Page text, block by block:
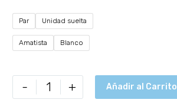
Par Unidad suelta
Amatista Blanco
- + Añadir al Carrito